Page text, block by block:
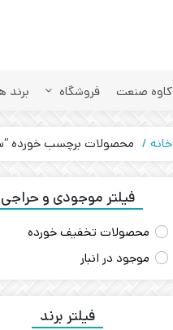
کاوه صنعت فروشگاه برند
خانه محصولات برچسب خورده
فیلتر موجودی و حراجی
محصولات تخفیف خورده
موجود در انبار
فیلتر برند